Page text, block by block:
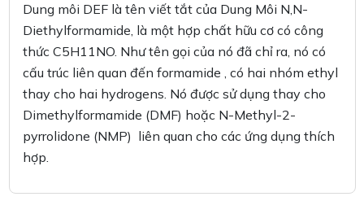
Dung môi DEF là tên viết tắt của Dung Môi N,N-
Diethylformamide, là một hợp chất hữu cơ có công
thức C5H11NO. Như tên gọi của nó đã chỉ ra, nó có
cấu trúc liên quan đến formamide , có hai nhóm ethyl
thay cho hai hydrogens. Nó được sử dụng thay cho
Dimethylformamide (DMF) hoặc N-Methyl-2-
pyrrolidone (NMP) liên quan cho các ứng dụng thích
hợp.